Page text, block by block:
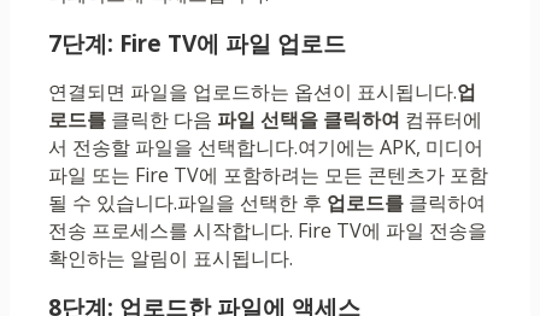
7단계: Fire TV에 ​​파일 업로드
연결되면 파일을 업로드하는 옵션이 표시됩니다.업
로드를 클릭한 다음 파일 선택을 클릭하여 컴퓨터에
서 전송할 파일을 선택합니다.여기에는 APK, 미디어
파일 또는 Fire TV에 ​​포함하려는 모든 콘텐츠가 포함
될 수 있습니다.파일을 선택한 후 업로드를 클릭하여
전송 프로세스를 시작합니다. Fire TV에 ​​파일 전송을
확인하는 알림이 표시됩니다.
8단계: 업로드한 파일에 액세스